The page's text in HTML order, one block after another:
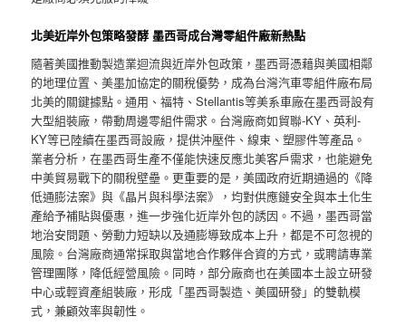
北美近岸外包策略發酵 墨西哥成台灣零組件廠新熱點
隨著美國推動製造業迴流與近岸外包政策，墨西哥憑藉與美國相鄰
的地理位置、美墨加協定的關稅優勢，成為台灣汽車零組件廠布局
北美的關鍵據點。通用、福特、Stellantis等美系車廠在墨西哥設有
大型組裝廠，帶動周邊零組件需求。台灣廠商如貿聯-KY、英利-
KY等已陸續在墨西哥設廠，提供沖壓件、線束、塑膠件等產品。
業者分析，在墨西哥生產不僅能快速反應北美客戶需求，也能避免
中美貿易戰下的關稅壁壘。更重要的是，美國政府近期通過的《降
低通膨法案》與《晶片與科學法案》，均對供應鏈安全與本土化生
產給予補貼與優惠，進一步強化近岸外包的誘因。不過，墨西哥當
地治安問題、勞動力短缺以及通膨導致成本上升，都是不可忽視的
風險。台灣廠商通常採取與當地合作夥伴合資的方式，或聘請專業
管理團隊，降低經營風險。同時，部分廠商也在美國本土設立研發
中心或輕資產組裝廠，形成「墨西哥製造、美國研發」的雙軌模
式，兼顧效率與韌性。